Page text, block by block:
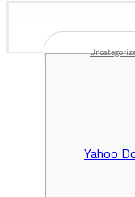
Yahoo